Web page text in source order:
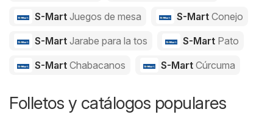
S-Mart Juegos de mesa S-Mart Conejo
S-Mart Jarabe para la tos S-Mart Pato
S-Mart Chabacanos S-Mart Cúrcuma
Folletos y catálogos populares